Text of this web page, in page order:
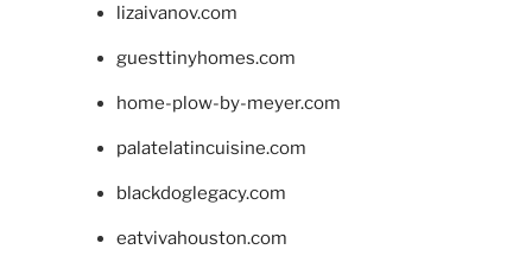
lizaivanov.com
guesttinyhomes.com
home-plow-by-meyer.com
palatelatincuisine.com
blackdoglegacy.com
eatvivahouston.com